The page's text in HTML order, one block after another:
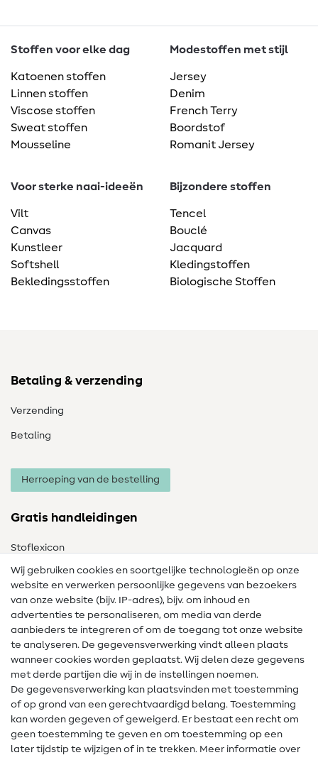
Stoffen voor elke dag
Katoenen stoffen
Linnen stoffen
Viscose stoffen
Sweat stoffen
Mousseline
Modestoffen met stijl
Jersey
Denim
French Terry
Boordstof
Romanit Jersey
Voor sterke naai-ideeën
Vilt
Canvas
Kunstleer
Softshell
Bekledingsstoffen
Bijzondere stoffen
Tencel
Bouclé
Jacquard
Kledingstoffen
Biologische Stoffen
Betaling & verzending
Verzending
Betaling
Herroeping van de bestelling
Gratis handleidingen
Stoflexicon
Naailexicon
Gratis Naaipatronen
Hulp & contact
Contact
Wijziging van eigenaar
FAQ
Herroepingsrecht
Wij gebruiken cookies en soortgelijke technologieën op onze
website en verwerken persoonlijke gegevens van bezoekers
van onze website (bijv. IP-adres), bijv. om inhoud en
advertenties te personaliseren, om media van derde
aanbieders te integreren of om de toegang tot onze website
te analyseren. De gegevensverwerking vindt alleen plaats
wanneer cookies worden geplaatst. Wij delen deze gegevens
met derde partijen die wij in de instellingen noemen.
De gegevensverwerking kan plaatsvinden met toestemming
of op grond van een gerechtvaardigd belang. Toestemming
kan worden gegeven of geweigerd. Er bestaat een recht om
geen toestemming te geven en om toestemming op een
later tijdstip te wijzigen of in te trekken. Meer informatie over